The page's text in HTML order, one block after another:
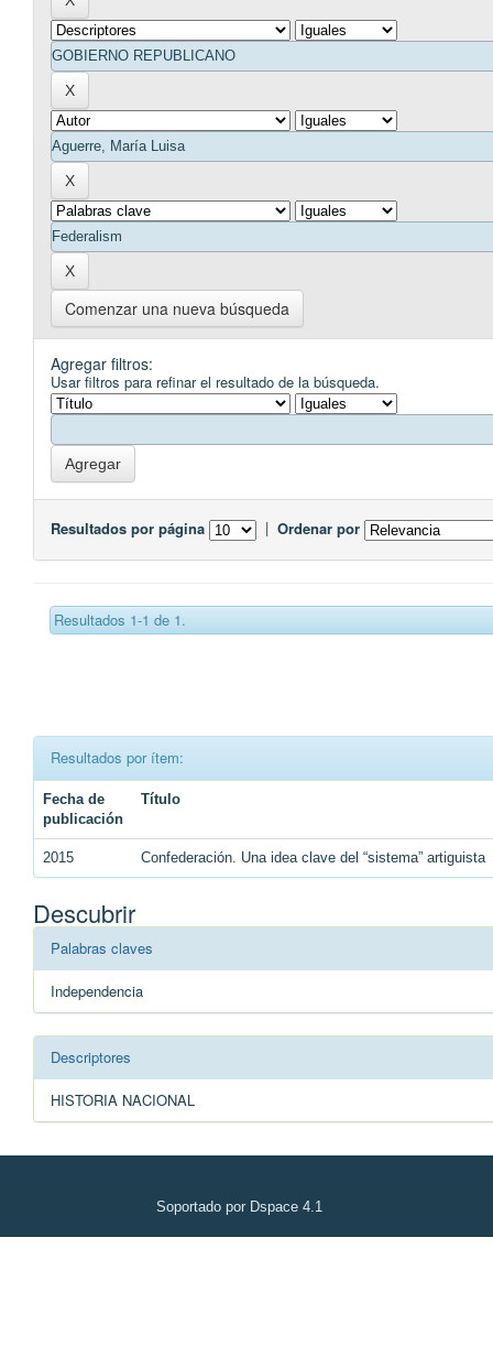
Comenzar una nueva búsqueda
Agregar filtros:
Usar filtros para refinar el resultado de la búsqueda.
Resultados por página | Ordenar por
Resultados 1-1 de 1.
Resultados por ítem:
Fecha de
publicación
Título
2015 Confederación. Una idea clave del “sistema” artiguista
Descubrir
Palabras claves
Independencia
Descriptores
HISTORIA NACIONAL
Soportado por Dspace 4.1